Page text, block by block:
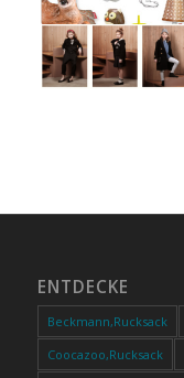
ENTDECKE
Beckmann,Rucksack
Coocazoo,Rucksack